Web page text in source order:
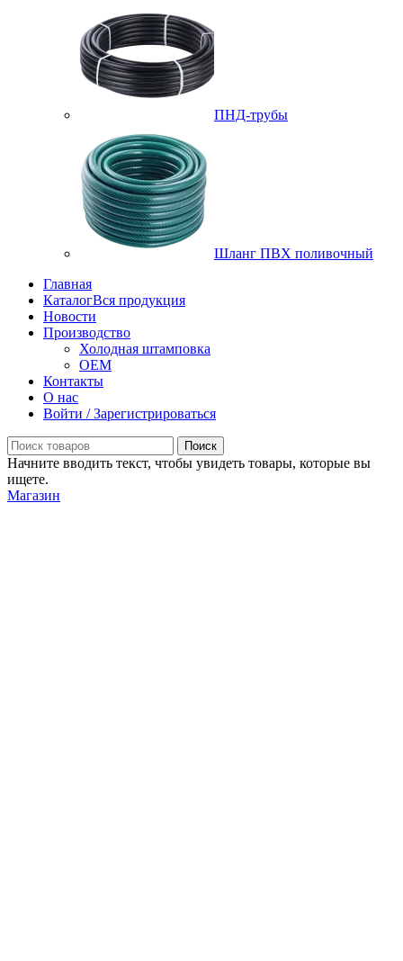
ПНД-трубы
Шланг ПВХ поливочный
Главная
КаталогВся продукция
Новости
Производство
Холодная штамповка
OEM
Контакты
О нас
Войти / Зарегистрироваться
Поиск
Начните вводить текст, чтобы увидеть товары, которые вы
ищете.
Магазин